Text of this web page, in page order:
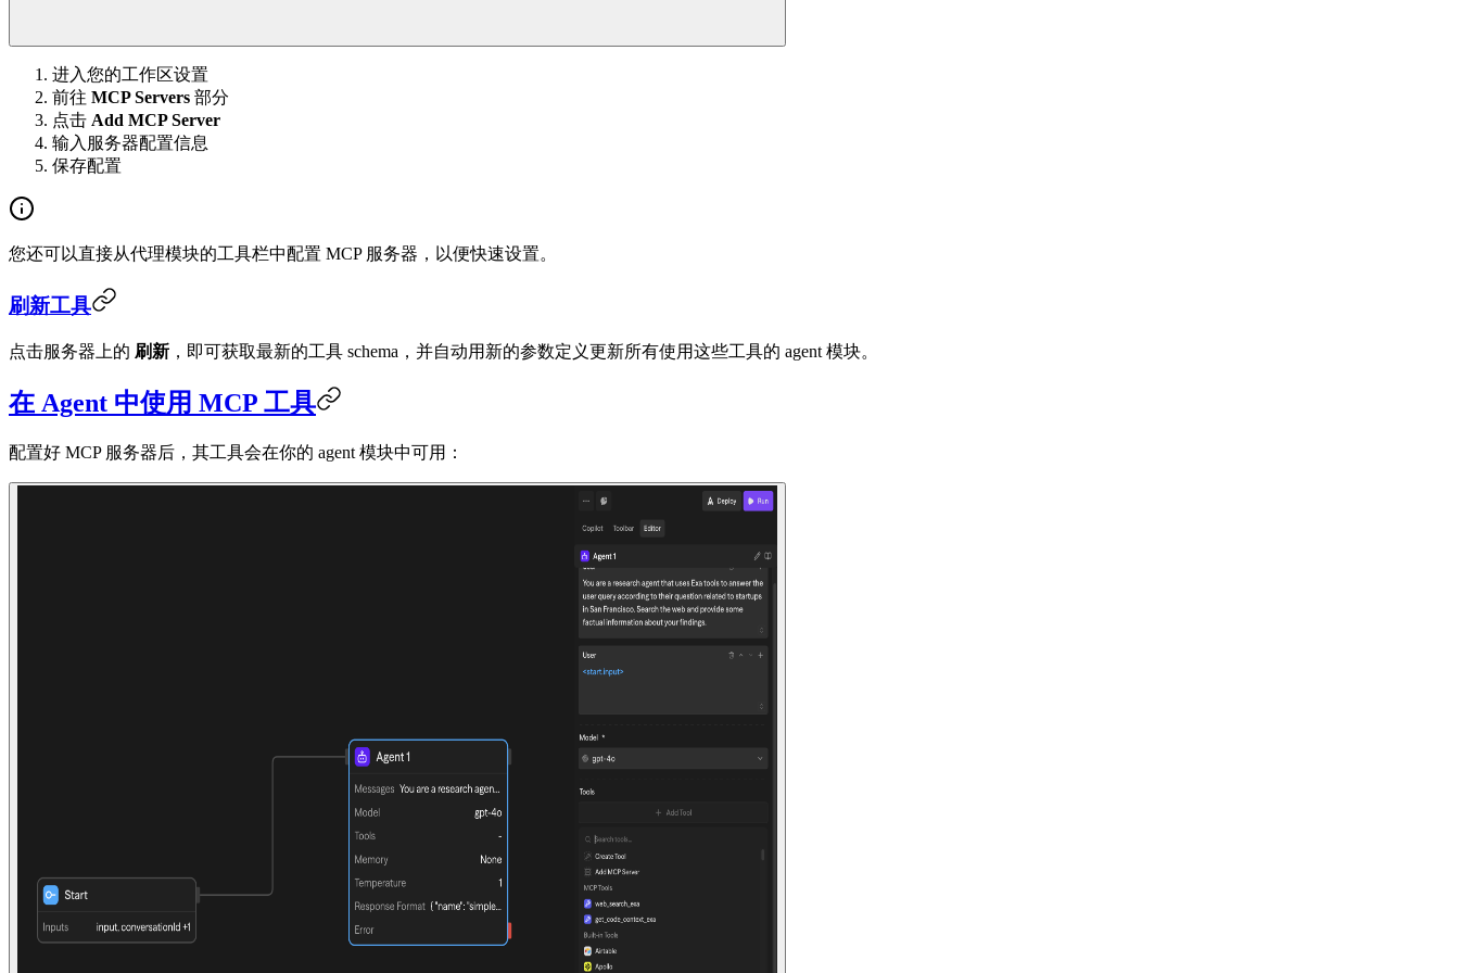
进入您的工作区设置
前往 MCP Servers 部分
点击 Add MCP Server
输入服务器配置信息
保存配置
您还可以直接从代理模块的工具栏中配置 MCP 服务器，以便快速设置。
刷新工具
点击服务器上的 刷新 ，即可获取最新的工具 schema，并自动用新的参数定义更新所有使用这些工具的 agent 模块。
在 Agent 中使用 MCP 工具
配置好 MCP 服务器后，其工具会在你的 agent 模块中可用：